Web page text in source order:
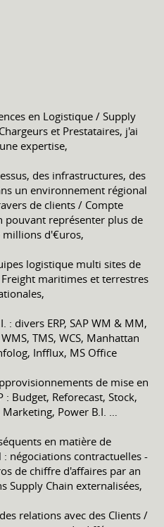
en Logistique / Supply
et Prestataires, j'ai
expertise,
des infrastructures, des
un environnement régional
de clients / Compte
pouvant représenter plus de
millions d'€uros,
logistique multi sites de
maritimes et terrestres
: divers ERP, SAP WM & MM,
TMS, WCS, Manhattan
Infflux, MS Office
de mise en
: Budget, Reforecast, Stock,
Power B.I. …
en matière de
négociations contractuelles -
de chiffre d'affaires par an
Supply Chain externalisées,
relations avec des Clients /